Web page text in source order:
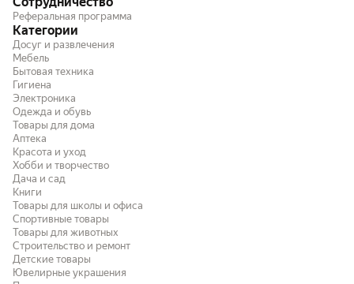
Реферальная программа
Категории
Досуг и развлечения
Мебель
Бытовая техника
Гигиена
Электроника
Одежда и обувь
Товары для дома
Аптека
Красота и уход
Хобби и творчество
Дача и сад
Книги
Товары для школы и офиса
Спортивные товары
Товары для животных
Строительство и ремонт
Детские товары
Ювелирные украшения